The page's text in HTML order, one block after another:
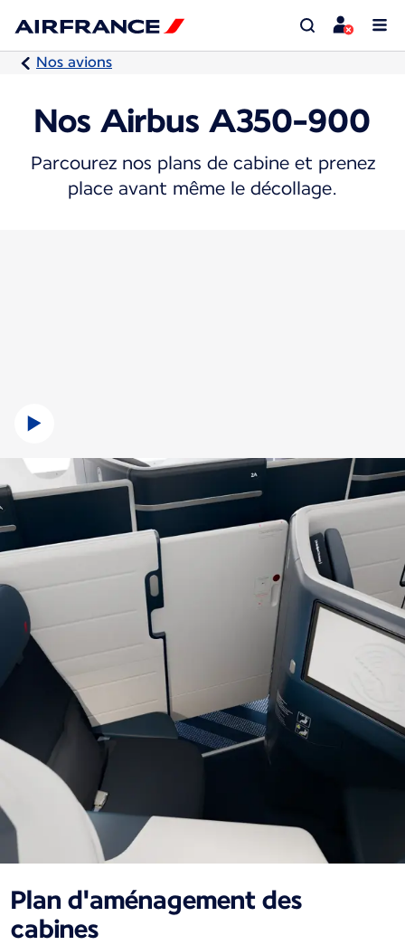
Nos avions
Nos Airbus A350-900
Parcourez nos plans de cabine et prenez
place avant même le décollage.
Plan d'aménagement des
cabines